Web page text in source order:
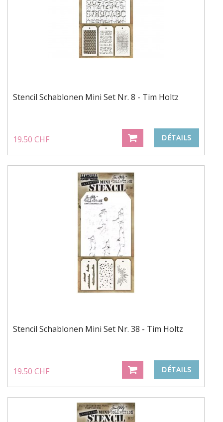
Stencil Schablonen Mini Set Nr. 8 - Tim Holtz
19.50 CHF DÉTAILS
Stencil Schablonen Mini Set Nr. 38 - Tim Holtz
19.50 CHF DÉTAILS